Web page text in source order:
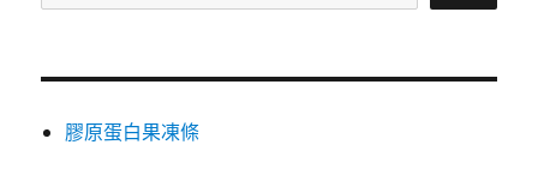
膠原蛋白果凍條